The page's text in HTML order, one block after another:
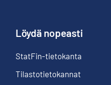
Löydä nopeasti
StatFin-tietokanta
Tilastotietokannat